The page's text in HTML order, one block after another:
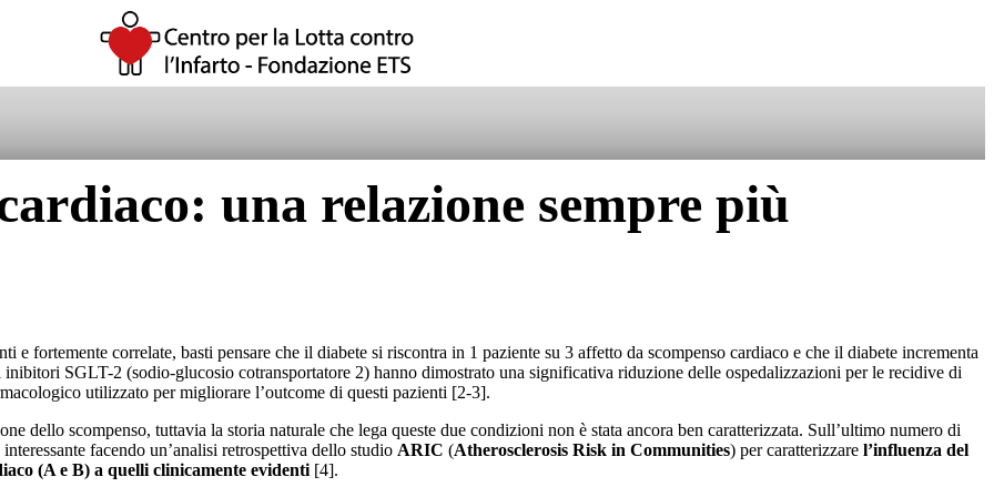
una relazione sempre più
e fortemente correlate, basti pensare che il diabete si riscontra in 1 paziente su 3 affetto da scompenso cardiaco e che il diabete incrementa
SGLT-2 (sodio-glucosio cotransportatore 2) hanno dimostrato una significativa riduzione delle ospedalizzazioni per le recidive di
utilizzato per migliorare l’outcome di questi pazienti [2-3].
dello scompenso, tuttavia la storia naturale che lega queste due condizioni non è stata ancora ben caratterizzata. Sull’ultimo numero di
facendo un’analisi retrospettiva dello studio ARIC (Atherosclerosis Risk in Communities) per caratterizzare l’influenza del
(A e B) a quelli clinicamente evidenti [4].